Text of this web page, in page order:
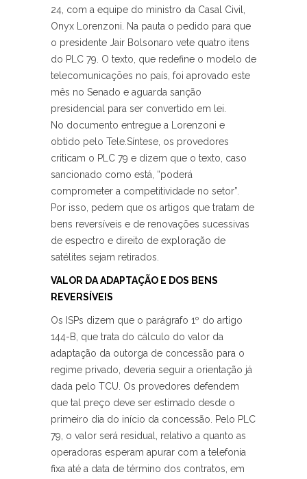
24, com a equipe do ministro da Casal Civil,
Onyx Lorenzoni. Na pauta o pedido para que
o presidente Jair Bolsonaro vete quatro itens
do PLC 79. O texto, que redefine o modelo de
telecomunicações no país, foi aprovado este
mês no Senado e aguarda sanção
presidencial para ser convertido em lei.
No documento entregue a Lorenzoni e
obtido pelo Tele.Síntese, os provedores
criticam o PLC 79 e dizem que o texto, caso
sancionado como está, “poderá
comprometer a competitividade no setor”.
Por isso, pedem que os artigos que tratam de
bens reversíveis e de renovações sucessivas
de espectro e direito de exploração de
satélites sejam retirados.
VALOR DA ADAPTAÇÃO E DOS BENS
REVERSÍVEIS
Os ISPs dizem que o parágrafo 1º do artigo
144-B, que trata do cálculo do valor da
adaptação da outorga de concessão para o
regime privado, deveria seguir a orientação já
dada pelo TCU. Os provedores defendem
que tal preço deve ser estimado desde o
primeiro dia do início da concessão. Pelo PLC
79, o valor será residual, relativo a quanto as
operadoras esperam apurar com a telefonia
fixa até a data de término dos contratos, em